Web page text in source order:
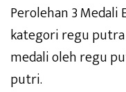
Perolehan 3
kategori regu
medali oleh regu
putri.